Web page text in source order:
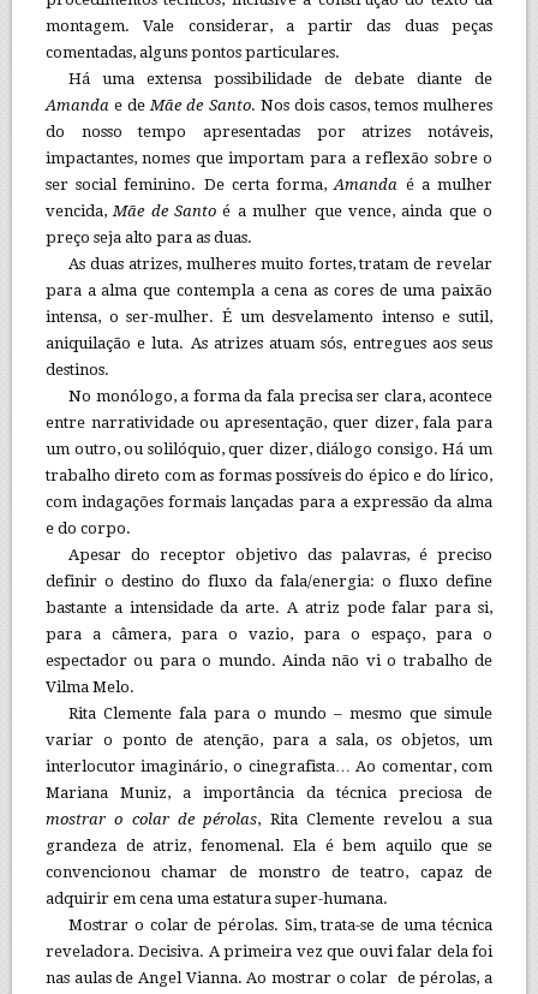
montagem. Vale considerar, a partir das duas peças
comentadas, alguns pontos particulares.
Há uma extensa possibilidade de debate diante de
Amandae deMãe de Santo. Nos dois casos, temos mulheres
do nosso tempo apresentadas por atrizes notáveis,
impactantes, nomes que importam para a reflexão sobre o
ser social feminino. De certa forma,Amanda é a mulher
vencida,Mãe de Santo é a mulher que vence, ainda que o
preço seja alto para as duas.
As duas atrizes, mulheres muito fortes, tratam de revelar
para a alma que contempla a cena as cores de uma paixão
intensa, o ser-mulher. É um desvelamento intenso e sutil,
aniquilação e luta. As atrizes atuam sós, entregues aos seus
destinos.
No monólogo, a forma da fala precisa ser clara, acontece
entre narratividade ou apresentação, quer dizer, fala para
um outro, ou solilóquio, quer dizer, diálogo consigo. Há um
trabalho direto com as formas possíveis do épico e do lírico,
com indagações formais lançadas para a expressão da alma
e do corpo.
Apesar do receptor objetivo das palavras, é preciso
definir o destino do fluxo da fala/energia: o fluxo define
bastante a intensidade da arte. A atriz pode falar para si,
para a câmera, para o vazio, para o espaço, para o
espectador ou para o mundo. Ainda não vi o trabalho de
Vilma Melo.
Rita Clemente fala para o mundo – mesmo que simule
variar o ponto de atenção, para a sala, os objetos, um
interlocutor imaginário, o cinegrafista… Ao comentar, com
Mariana Muniz, a importância da técnica preciosa de
mostrar o colar de pérolas, Rita Clemente revelou a sua
grandeza de atriz, fenomenal. Ela é bem aquilo que se
convencionou chamar de monstro de teatro, capaz de
adquirir em cena uma estatura super-humana.
Mostrar o colar de pérolas. Sim, trata-se de uma técnica
reveladora. Decisiva. A primeira vez que ouvi falar dela foi
nas aulas de Angel Vianna. Ao mostrar o colar de pérolas, a